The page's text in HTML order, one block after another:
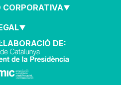
CORPORATIVA
DE: